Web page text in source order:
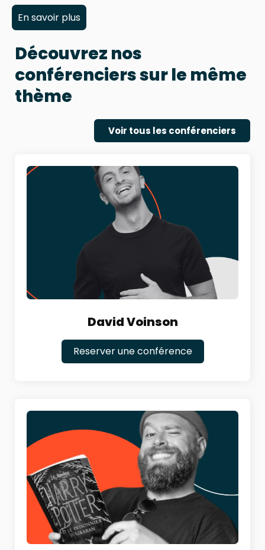
En savoir plus
Découvrez nos
conférenciers sur le même
thème
Voir tous les conférenciers
David Voinson
Reserver une conférence